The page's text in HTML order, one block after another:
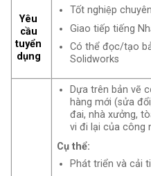
Yêu
cầu
tuyển
dụng
Tốt nghiệp
Giao tiếp tiếng
Có thể đọc/tạo
Solidworks
Dựa trên bản vẽ
hàng mới (sửa
đai, nhà xưởng,
vi đi lại của công
Cụ thể:
Phát triển và cải